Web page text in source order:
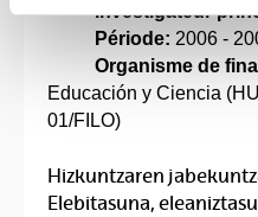
Investigateur
Période: 2006 -
Organisme de
Educación y Ciencia
01/FILO)
Hizkuntzaren
Elebitasuna,